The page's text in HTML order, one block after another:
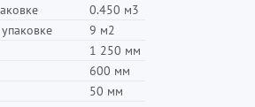
0.450 м3
9 м2
1 250 мм
600 мм
50 мм